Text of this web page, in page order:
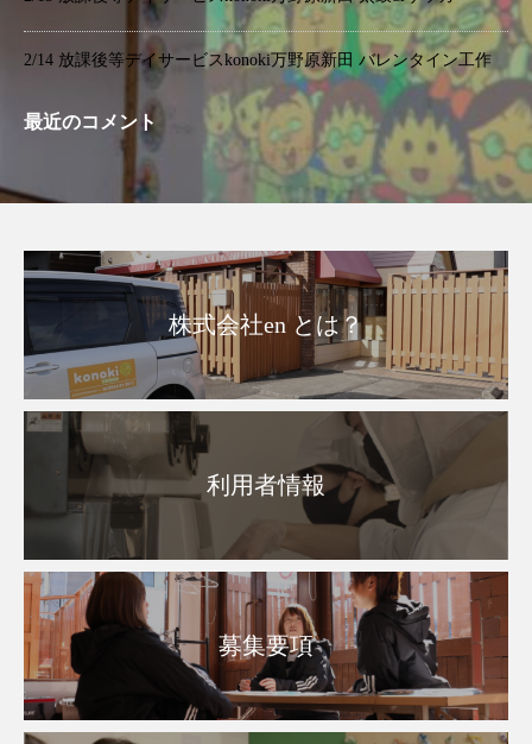
2/14 放課後等デイサービスkonoki万野原新田 バレンタイン工作
最近のコメント
株式会社en とは？
利用者情報
募集要項